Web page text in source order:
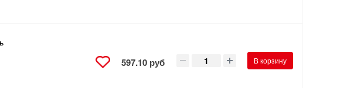
597.10 руб В корзину